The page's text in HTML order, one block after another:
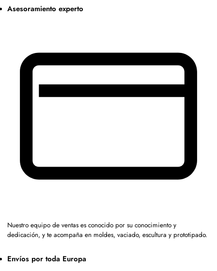
Asesoramiento experto
Nuestro equipo de ventas es conocido por su conocimiento y
dedicación, y te acompaña en moldes, vaciado, escultura y prototipado.
Envíos por toda Europa